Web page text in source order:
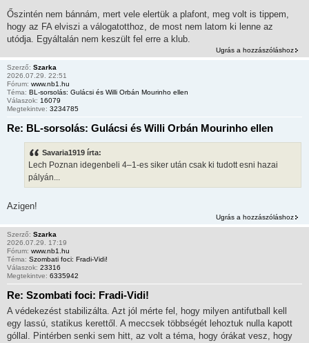
Őszintén nem bánnám, mert vele elertük a plafont, meg volt is tippem,
hogy az FA elviszi a válogatotthoz, de most nem latom ki lenne az
utódja. Egyáltalán nem keszült fel erre a klub.
Ugrás a hozzászóláshoz
Szerző: Szarka
2026.07.29. 22:51
Fórum: www.nb1.hu
Téma: BL-sorsolás: Gulácsi és Willi Orbán Mourinho ellen
Válaszok: 16079
Megtekintve: 3234785
Re: BL-sorsolás: Gulácsi és Willi Orbán Mourinho ellen
Savaria1919 írta:
Lech Poznan idegenbeli 4–1-es siker után csak ki tudott esni hazai
pályán...
Azigen!
Ugrás a hozzászóláshoz
Szerző: Szarka
2026.07.29. 17:19
Fórum: www.nb1.hu
Téma: Szombati foci: Fradi-Vidi!
Válaszok: 23316
Megtekintve: 6335942
Re: Szombati foci: Fradi-Vidi!
A védekezést stabilizálta. Azt jól mérte fel, hogy milyen antifutball kell
egy lassú, statikus kerettől. A meccsek többségét lehoztuk nulla kapott
góllal. Pintérben senki sem hitt, az volt a téma, hogy órákat vesz, hogy